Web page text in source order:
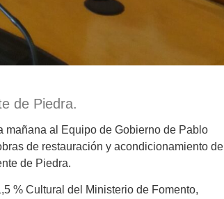
de Piedra.
mañana al Equipo de Gobierno de Pablo
de restauración y acondicionamiento del
de Piedra.
% Cultural del Ministerio de Fomento,